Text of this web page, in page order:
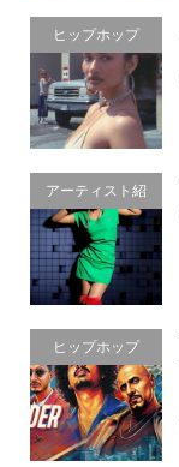
ヒップホップ
アーティスト紹
介
ヒップホップ